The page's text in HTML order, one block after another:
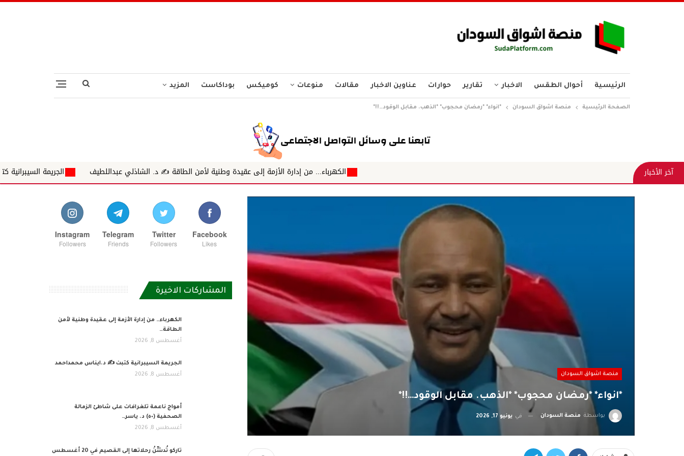
الرئيسية أحوال الطقس الاخبار تقارير حوارات عناوين الاخبار مقالات منوعات كوميكس بوداكاست المزيد
الصفحة الرئيسية منصة اشواق السودان *انواء* *رمضان محجوب* *الذهب. مقابل الوقود…!!*
آخر الأخبار الكهرباء... من إدارة الأزمة إلى عقيدة وطنية لأمن الطاقة ✍️ د. الشاذلي عبداللطيف الجريمة السيبرانية كتبت ✍ د.ايناس محمداحمد
منصة اشواق السودان
*انواء* *رمضان محجوب* *الذهب. مقابل الوقود…!!*
بواسطة منصة السودان في يونيو 17, 2026
Facebook
Likes
Twitter
Followers
Telegram
Friends
Instagram
Followers
المشاركات الاخيرة
الكهرباء… من إدارة الأزمة إلى عقيدة وطنية لأمن
الطاقة…
أغسطس 8, 2026
الجريمة السيبرانية كتبت ✍ د.ايناس محمداحمد
أغسطس 8, 2026
أمواج ناعمة تلغرافات على شاطئ الزمالة
الصحفية (٥٠) د. ياسر…
أغسطس 8, 2026
تاركو تُدشِّنُ رحلاتها إلى القصيم في 20 أغسطس